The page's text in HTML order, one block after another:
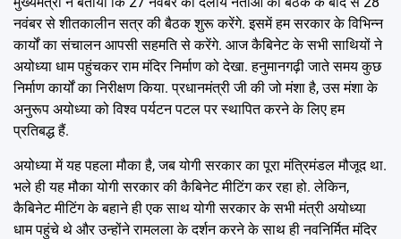
नवंबर से शीतकालीन सत्र की बैठक शुरू करेंगे. इसमें हम सरकार के विभिन्न
कार्यों का संचालन आपसी सहमति से करेंगे. आज कैबिनेट के सभी साथियों ने
अयोध्या धाम पहुंचकर राम मंदिर निर्माण को देखा. हनुमानगढ़ी जाते समय कुछ
निर्माण कार्यों का निरीक्षण किया. प्रधानमंत्री जी की जो मंशा है, उस मंशा के
अनुरूप अयोध्या को विश्व पर्यटन पटल पर स्थापित करने के लिए हम
प्रतिबद्ध हैं.
अयोध्या में यह पहला मौका है, जब योगी सरकार का पूरा मंत्रिमंडल मौजूद था.
भले ही यह मौका योगी सरकार की कैबिनेट मीटिंग कर रहा हो. लेकिन,
कैबिनेट मीटिंग के बहाने ही एक साथ योगी सरकार के सभी मंत्री अयोध्या
धाम पहुंचे थे और उन्होंने रामलला के दर्शन करने के साथ ही नवनिर्मित मंदिर